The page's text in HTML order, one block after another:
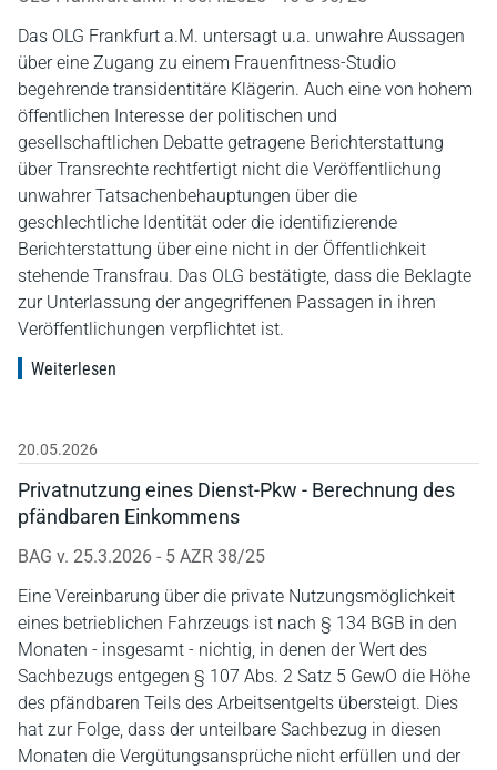
Das OLG Frankfurt a.M. untersagt u.a. unwahre Aussagen
über eine Zugang zu einem Frauenfitness-Studio
begehrende transidentitäre Klägerin. Auch eine von hohem
öffentlichen Interesse der politischen und
gesellschaftlichen Debatte getragene Berichterstattung
über Transrechte rechtfertigt nicht die Veröffentlichung
unwahrer Tatsachenbehauptungen über die
geschlechtliche Identität oder die identifizierende
Berichterstattung über eine nicht in der Öffentlichkeit
stehende Transfrau. Das OLG bestätigte, dass die Beklagte
zur Unterlassung der angegriffenen Passagen in ihren
Veröffentlichungen verpflichtet ist.
Weiterlesen
20.05.2026
Privatnutzung eines Dienst-Pkw - Berechnung des
pfändbaren Einkommens
BAG v. 25.3.2026 - 5 AZR 38/25
Eine Vereinbarung über die private Nutzungsmöglichkeit
eines betrieblichen Fahrzeugs ist nach § 134 BGB in den
Monaten - insgesamt - nichtig, in denen der Wert des
Sachbezugs entgegen § 107 Abs. 2 Satz 5 GewO die Höhe
des pfändbaren Teils des Arbeitsentgelts übersteigt. Dies
hat zur Folge, dass der unteilbare Sachbezug in diesen
Monaten die Vergütungsansprüche nicht erfüllen und der